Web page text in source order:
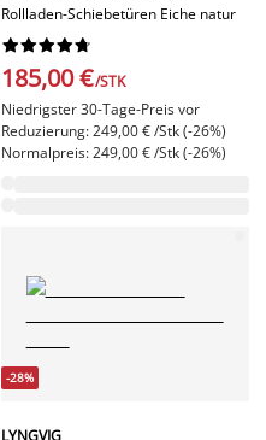
Rollladen-Schiebetüren Eiche natur






185,00 €/STK
Niedrigster 30-Tage-Preis vor
Reduzierung: 249,00 € /Stk (-26%)
Normalpreis: 249,00 € /Stk (-26%)
-28%
LYNGVIG